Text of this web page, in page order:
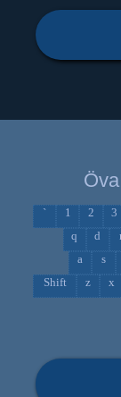
` 1 2 3
q
d
a
s
Shift
z x